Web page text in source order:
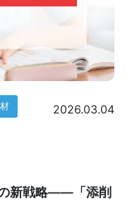
2026.03.04
の新戦略――「添削